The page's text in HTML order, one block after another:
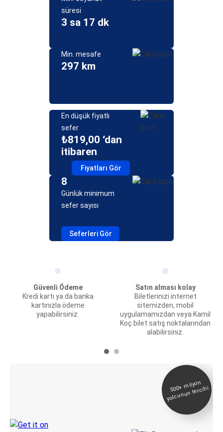
süresi
3 sa 17 dk
Min. mesafe
297 km
En düşük fiyatlı
sefer
₺819,00 ‘dan
itibaren
Fiyatları Gör
8
Günlük minimum
sefer sayısı
Seferleri Gör
Güvenli Ödeme
Kredi kartı ya da banka
kartınızla ödeme
yapabilirsiniz.
Satın alması kolay
Biletlerinizi internet
sitemizden, mobil
uygulamamızdan veya Kamil
Koç bilet satış noktalarından
alabilirsiniz.
500+
milyon
yolcunun tercihi